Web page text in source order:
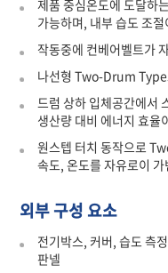
제품 중심온도에 도달하
가능하며, 내부 습도 조
작동중에 컨베어벨트가
나선형 Two-Drum Type
드럼 상하 입체공간에서
생산량 대비 에너지 효율
원스텝 터치 동작으로
속도, 온도를 자유로이
외부 구성 요소
전기박스, 커버, 습도 측
판넬